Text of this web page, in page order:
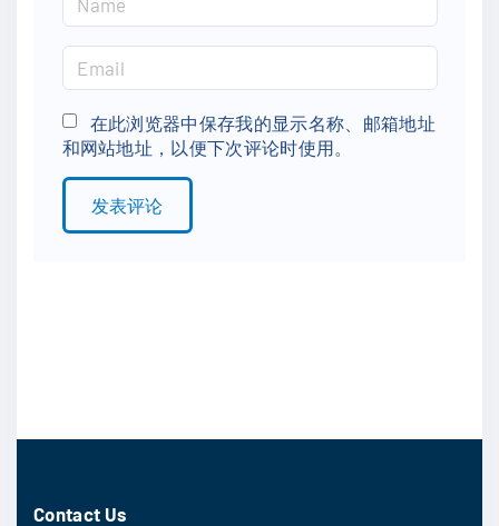
a
e
*
m
a
i
l
在此浏览器中保存我的显示名称、邮箱地址
和网站地址，以便下次评论时使用。
Contact Us